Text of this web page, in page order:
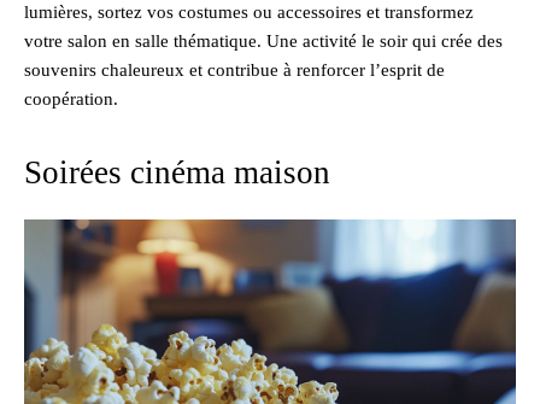
lumières, sortez vos costumes ou accessoires et transformez
votre salon en salle thématique. Une activité le soir qui crée des
souvenirs chaleureux et contribue à renforcer l’esprit de
coopération.
Soirées cinéma maison